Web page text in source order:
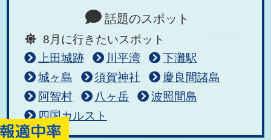
話題のスポット
8月に行きたいスポット
上田城跡
川平湾
下灘駅
城ヶ島
須賀神社
慶良間諸島
阿智村
八ヶ岳
波照間島
四国カルスト